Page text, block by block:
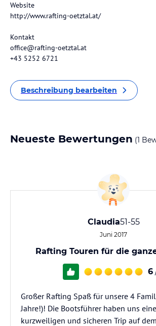
Website
http://www.rafting-oetztal.at/
Kontakt
office@rafting-oetztal.at
+43 5252 6721
Beschreibung bearbeiten
Neueste Bewertungen (1
Claudia51-55
Juni 2017
Rafting Touren für die
6
Großer Rafting Spaß für unsere 4
Jahre!)! Die Bootsführer haben uns
kurzweiligen und sicheren Trip auf